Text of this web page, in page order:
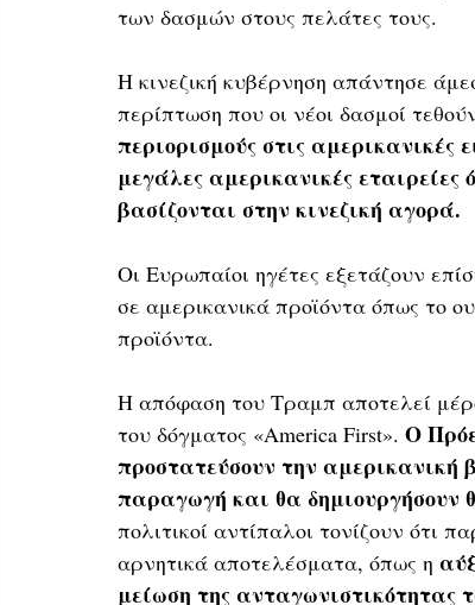
των δασμών στους πελάτες τους.
Η κινεζική κυβέρνηση απάντησε
περίπτωση που οι νέοι δασμοί
περιορισμούς στις
μεγάλες αμερικανικές εταιρείες
βασίζονται στην κινεζική αγορά.
Οι Ευρωπαίοι ηγέτες εξετάζουν
σε αμερικανικά προϊόντα όπως το
προϊόντα.
Η απόφαση του Τραμπ αποτελεί
του δόγματος «America First». Ο
προστατεύσουν την αμερικανική
παραγωγή και θα δημιουργήσουν
πολιτικοί αντίπαλοι τονίζουν ότι
αρνητικά αποτελέσματα, όπως η
μείωση της ανταγωνιστικότητας